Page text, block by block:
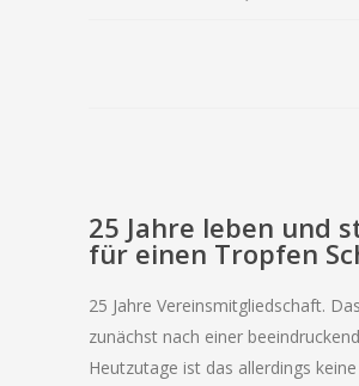
25 Jahre leben und
für einen Tropfen
25 Jahre Vereinsmitgliedschaft.
zunächst nach einer
Heutzutage ist das allerdings